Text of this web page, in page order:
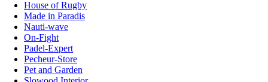
House of Rugby
Made in Paradis
Nauti-wave
On-Fight
Padel-Expert
Pecheur-Store
Pet and Garden